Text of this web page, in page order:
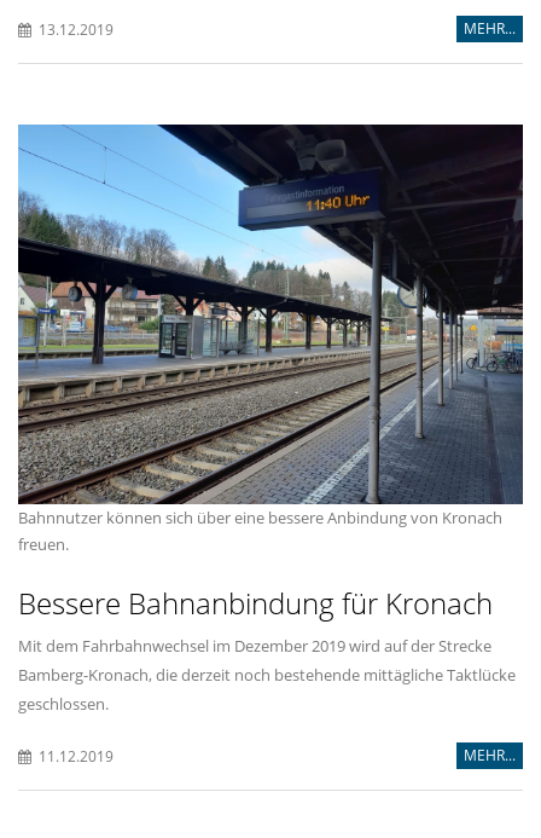
13.12.2019 MEHR...
Bahnnutzer können sich über eine bessere Anbindung von Kronach
freuen.
Bessere Bahnanbindung für Kronach
Mit dem Fahrbahnwechsel im Dezember 2019 wird auf der Strecke
Bamberg-Kronach, die derzeit noch bestehende mittägliche Taktlücke
geschlossen.
11.12.2019 MEHR...